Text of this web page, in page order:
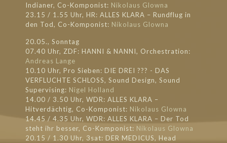
Indianer, Co-Komponist: Nikolaus Glowna
23.15 / 1.55 Uhr, HR: ALLES KLARA – Rundflug in
den Tod, Co-Komponist: Nikolaus Glowna
20.05., Sonntag
07.40 Uhr, ZDF: HANNI & NANNI, Orchestration:
Andreas Lange
10.10 Uhr, Pro Sieben: DIE DREI ??? - DAS
VERFLUCHTE SCHLOSS, Sound Design, Sound
Supervising: Nigel Holland
14.00 / 3.50 Uhr, WDR: ALLES KLARA –
Hitverdächtig, Co-Komponist: Nikolaus Glowna
14.45 / 4.35 Uhr, WDR: ALLES KLARA – Der Tod
steht ihr besser, Co-Komponist: Nikolaus Glowna
20.15 / 1.30 Uhr, 3sat: DER MEDICUS, Head